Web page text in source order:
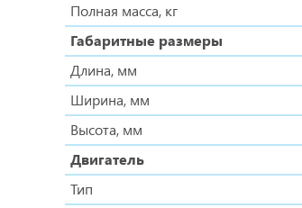
Полная масса, кг
Габаритные размеры
Длина, мм
Ширина, мм
Высота, мм
Двигатель
Тип